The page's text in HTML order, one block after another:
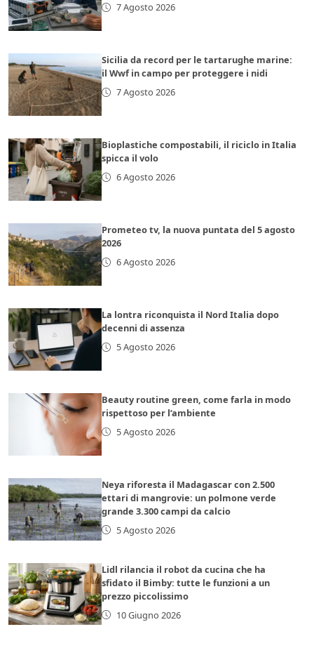
7 Agosto 2026
Sicilia da record per le tartarughe marine:
il Wwf in campo per proteggere i nidi
7 Agosto 2026
Bioplastiche compostabili, il riciclo in Italia
spicca il volo
6 Agosto 2026
Prometeo tv, la nuova puntata del 5 agosto
2026
6 Agosto 2026
La lontra riconquista il Nord Italia dopo
decenni di assenza
5 Agosto 2026
Beauty routine green, come farla in modo
rispettoso per l’ambiente
5 Agosto 2026
Neya riforesta il Madagascar con 2.500
ettari di mangrovie: un polmone verde
grande 3.300 campi da calcio
5 Agosto 2026
Lidl rilancia il robot da cucina che ha
sfidato il Bimby: tutte le funzioni a un
prezzo piccolissimo
10 Giugno 2026